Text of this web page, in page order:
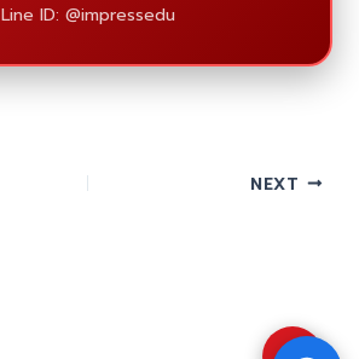
Line ID: @impressedu
NEXT